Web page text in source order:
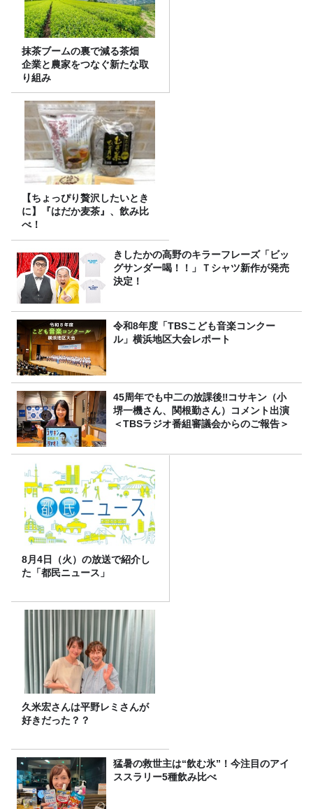
抹茶ブームの裏で減る茶畑
企業と農家をつなぐ新たな取
り組み
【ちょっぴり贅沢したいとき
に】『はだか麦茶』、飲み比
べ！
きしたかの高野のキラーフレーズ「ビッ
グサンダー喝！！」Ｔシャツ新作が発売
決定！
令和8年度「TBSこども音楽コンクー
ル」横浜地区大会レポート
45周年でも中二の放課後‼コサキン（小
堺一機さん、関根勤さん）コメント出演
＜TBSラジオ番組審議会からのご報告＞
8月4日（火）の放送で紹介し
た「都民ニュース」
久米宏さんは平野レミさんが
好きだった？？
猛暑の救世主は“飲む氷”！今注目のアイ
ススラリー5種飲み比べ